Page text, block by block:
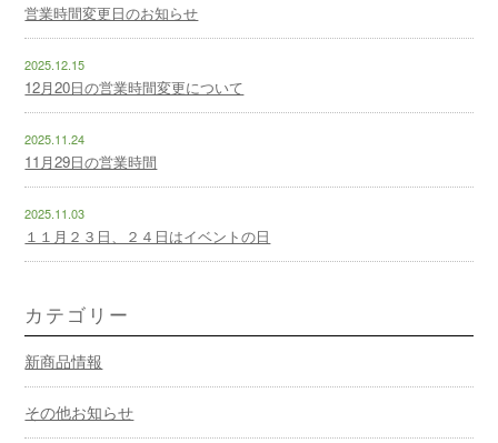
営業時間変更日のお知らせ
2025.12.15
12月20日の営業時間変更について
2025.11.24
11月29日の営業時間
2025.11.03
１１月２３日、２４日はイベントの日
カテゴリー
新商品情報
その他お知らせ